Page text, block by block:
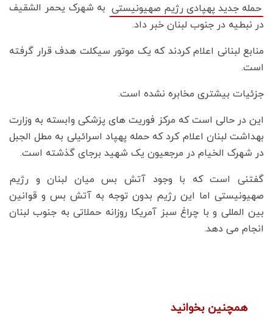
حمله جدید پهپادی رژیم صهیونیستی به شهرک یحمر الشقیف
در نبطیه در جنوب لبنان خبر داد.
منابع لبنانی اعلام کردند که یک موتور سیکلت هدف قرار گرفته
است.
جزئیات بیشتری مخابره نشده است.
این در حالی است که مرکز فوریت های پزشکی وابسته به وزارت
بهداشت لبنان اعلام کرد که حمله پهپاد اسرائیلی به مطل الجبل
در شهرک الخیام در مرجعیون یک شهید برجای گذشته است.
گفتنی است که با وجود آتش بس میان لبنان و رژیم
صهیونیستی اما این رژیم بدون توجه به آتش بس و قوانین
بین المللی و با چراغ سبز آمریکا روزانه حملاتی به جنوب لبنان
انجام می دهد.
همچنین بخوانید